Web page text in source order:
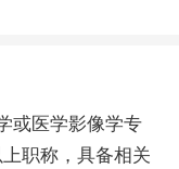
或医学影像学专
职称，具备相关